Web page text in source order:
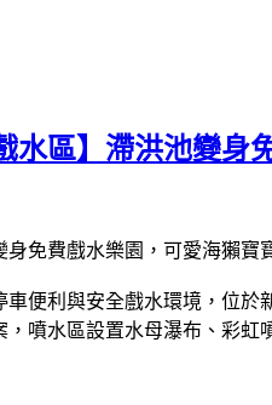
水區】滯洪池變身
便利與安全戲水環境，位於
噴水區設置水母瀑布、彩